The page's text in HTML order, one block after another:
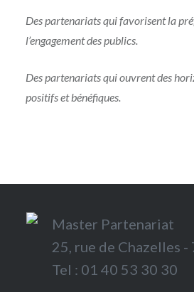
Des partenariats qui favorisent la
l’engagement des publics.
Des partenariats qui ouvrent des
positifs et bénéfiques.
Master Partenariat
25, rue de Chazelles
Tel : 01 40 53 30 30